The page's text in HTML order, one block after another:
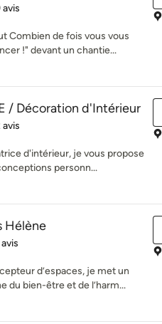
sur 5
avis
Combien de fois vous vous
!" devant un chantie...
/ Décoration d'Intérieur
sur 5
avis
d'intérieur, je vous propose
personn...
Hélène
sur 5
d’espaces, je met un
du bien-être et de l’harm...